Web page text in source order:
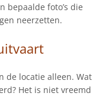
bepaalde foto’s die
neerzetten.
de locatie alleen. Wat
Het is niet vreemd